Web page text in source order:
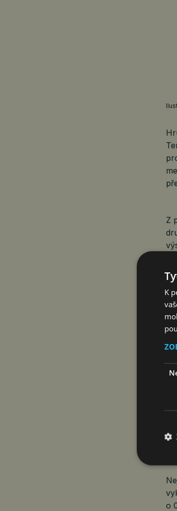
Z
(-
o
K